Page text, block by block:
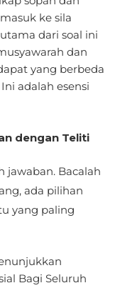
ke sila
dari soal ini
dan
yang berbeda
adalah esensi
dengan Teliti
Bacalah
ada pilihan
yang paling
Bagi Seluruh